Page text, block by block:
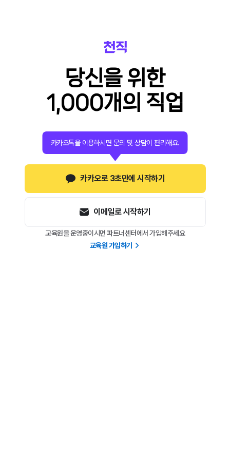
당신을 위한
1,000개의 직업
카카오로 3초만에 시작하기
카카오톡을 이용하시면 문의 및 상담이 편리해요.
이메일로 시작하기
교육원을 운영중이시면 파트너센터에서 가입해주세요
교육원 가입하기